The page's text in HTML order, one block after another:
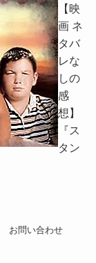
【映
画 ネ
タバ
レな
しの
感
想】
『ス
タン
お問い合わせ